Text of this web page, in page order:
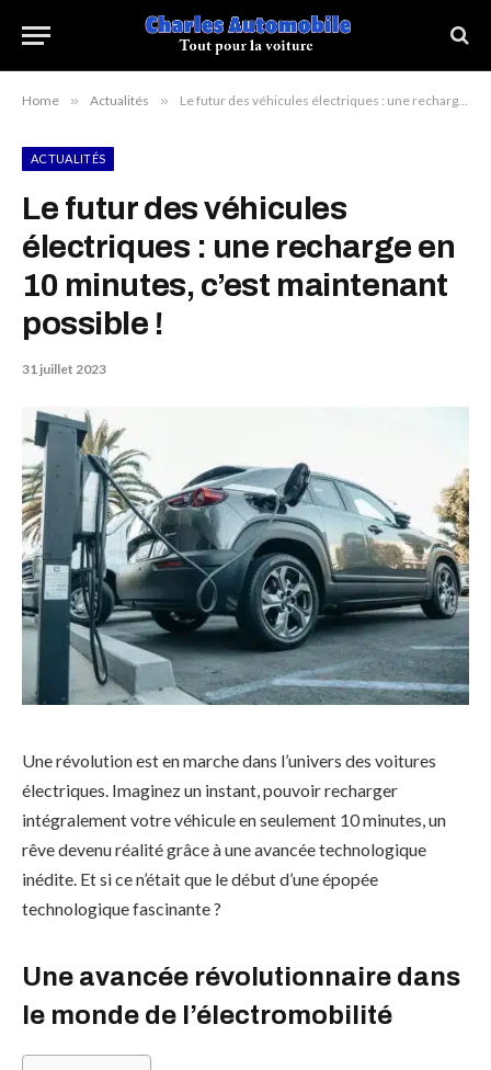
Home » Actualités » Le futur des véhicules électriques : une recharge en 10 minutes, c’est maintenant possible !
ACTUALITÉS
Le futur des véhicules
électriques : une recharge en
10 minutes, c’est maintenant
possible !
31 juillet 2023
Une révolution est en marche dans l’univers des voitures
électriques. Imaginez un instant, pouvoir recharger
intégralement votre véhicule en seulement 10 minutes, un
rêve devenu réalité grâce à une avancée technologique
inédite. Et si ce n’était que le début d’une épopée
technologique fascinante ?
Une avancée révolutionnaire dans
le monde de l’électromobilité